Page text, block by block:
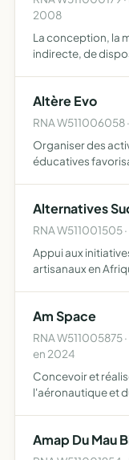
2008
La conception, la
indirecte, de
Altère Evo
RNA W511006058
Organiser des
éducatives
Alternatives
RNA W511001505
Appui aux
artisanaux en
Am Space
RNA W511005875
en 2024
Concevoir et
l'aéronautique et
Amap Du Mau